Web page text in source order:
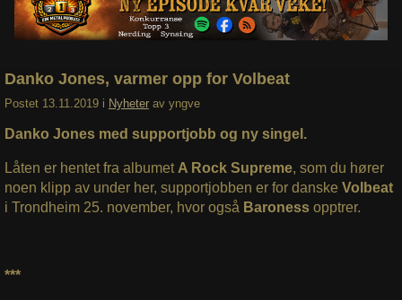
Abonner
Søk
Danko Jones, varmer opp for Volbeat
Postet 13.11.2019 i Nyheter av yngve
Danko Jones med supportjobb og ny singel.
Låten er hentet fra albumet A Rock Supreme, som du hører
noen klipp av under her, supportjobben er for danske Volbeat
i Trondheim 25. november, hvor også Baroness opptrer.
***